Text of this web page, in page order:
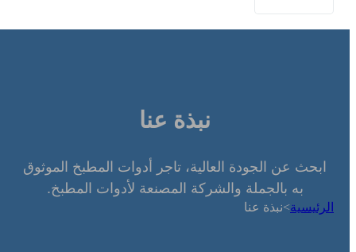
EN
PT
نبذة عنا
ابحث عن الجودة العالية، تاجر أدوات المطبخ الموثوق
به بالجملة والشركة المصنعة لأدوات المطبخ.
الرئيسية>نبذة عنا